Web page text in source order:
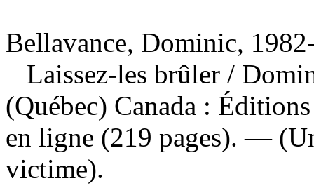
Bellavance, Dominic,
Laissez-les brûler /
(Québec) Canada :
en ligne (219 pages). —
victime).